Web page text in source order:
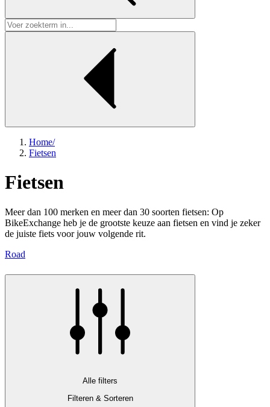
Home/
Fietsen
Fietsen
Meer dan 100 merken en meer dan 30 soorten fietsen: Op
BikeExchange heb je de grootste keuze aan fietsen en vind je zeker
de juiste fiets voor jouw volgende rit.
Road
Alle filters
Filteren & Sorteren